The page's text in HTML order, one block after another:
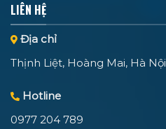
LIÊN HỆ
Địa chỉ
Thịnh Liệt, Hoàng Mai, Hà Nội
Hotline
0977 204 789